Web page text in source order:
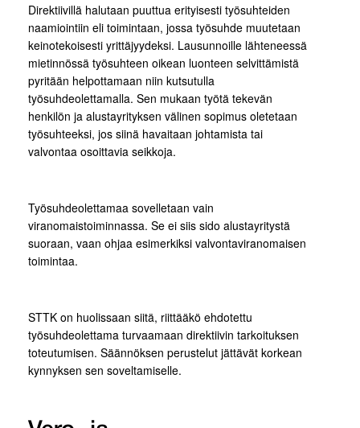
Direktiivillä halutaan puuttua erityisesti työsuhteiden
naamiointiin eli toimintaan, jossa työsuhde muutetaan
keinotekoisesti yrittäjyydeksi. Lausunnoille lähteneessä
mietinnössä työsuhteen oikean luonteen selvittämistä
pyritään helpottamaan niin kutsutulla
työsuhdeolettamalla. Sen mukaan työtä tekevän
henkilön ja alustayrityksen välinen sopimus oletetaan
työsuhteeksi, jos siinä havaitaan johtamista tai
valvontaa osoittavia seikkoja.
Työsuhdeolettamaa sovelletaan vain
viranomaistoiminnassa. Se ei siis sido alustayritystä
suoraan, vaan ohjaa esimerkiksi valvontaviranomaisen
toimintaa.
STTK on huolissaan siitä, riittääkö ehdotettu
työsuhdeolettama turvaamaan direktiivin tarkoituksen
toteutumisen. Säännöksen perustelut jättävät korkean
kynnyksen sen soveltamiselle.